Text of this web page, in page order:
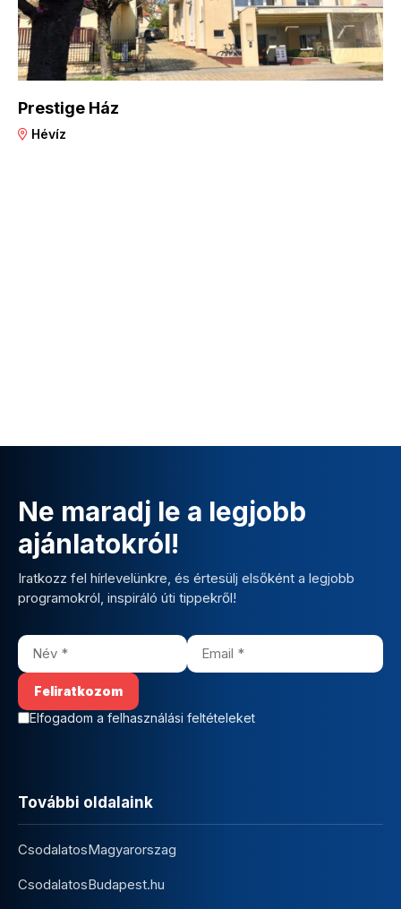
Prestige Ház
Hévíz
Ne maradj le a legjobb
ajánlatokról!
Iratkozz fel hírlevelünkre, és értesülj elsőként a legjobb
programokról, inspiráló úti tippekről!
Elfogadom a felhasználási feltételeket
További oldalaink
CsodalatosMagyarorszag
CsodalatosBudapest.hu